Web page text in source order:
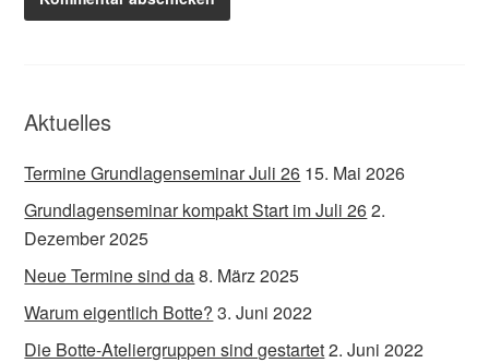
Aktuelles
Termine Grundlagenseminar Juli 26 15. Mai 2026
Grundlagenseminar kompakt Start im Juli 262.
Dezember 2025
Neue Termine sind da8. März 2025
Warum eigentlich Botte? 3. Juni 2022
Die Botte-Ateliergruppen sind gestartet2. Juni 2022